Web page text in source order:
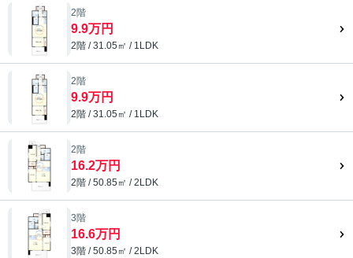
2階
9.9万円
2階 / 31.05㎡ / 1LDK
2階
9.9万円
2階 / 31.05㎡ / 1LDK
2階
16.2万円
2階 / 50.85㎡ / 2LDK
3階
16.6万円
3階 / 50.85㎡ / 2LDK